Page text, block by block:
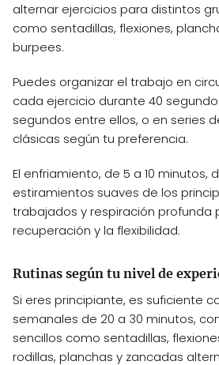
alternar ejercicios para distintos
como sentadillas, flexiones,
burpees.
Puedes organizar el trabajo en
cada ejercicio durante 40
segundos entre ellos, o en series
clásicas según tu preferencia.
El enfriamiento, de 5 a 10 minutos,
estiramientos suaves de los
trabajados y respiración profunda
recuperación y la flexibilidad.
Rutinas según tu nivel de
Si eres principiante, es suficiente
semanales de 20 a 30 minutos,
sencillos como sentadillas,
rodillas, planchas y zancadas